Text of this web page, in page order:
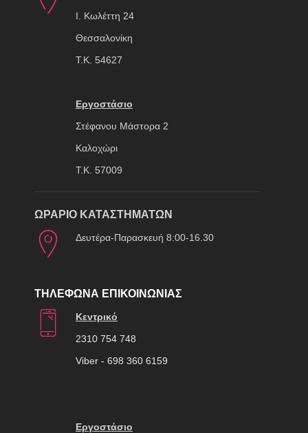
Ι. Κωλέττη 24
Θεσσαλονίκη
Τ.Κ. 54627
Εργοστάσιο
Στέφανου Μάστορα 2
Καλοχώρι
Τ.Κ. 57009
ΩΡΑΡΙΟ ΚΑΤΑΣΤΗΜΑΤΩΝ
Δευτέρα-Παρασκευή 8:00-16.30
ΤΗΛΕΦΩΝΑ ΕΠΙΚΟΙΝΩΝΙΑΣ
Κεντρικό
2310 754 748
Viber - 698 360 6159
Εργοστάσιο